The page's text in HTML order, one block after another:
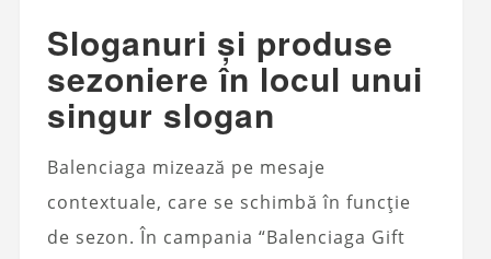
Sloganuri și produse
sezoniere în locul unui
singur slogan
Balenciaga mizează pe mesaje
contextuale, care se schimbă în funcție
de sezon. În campania “Balenciaga Gift